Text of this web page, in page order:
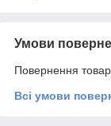
Умови
Повернення
Всі умови